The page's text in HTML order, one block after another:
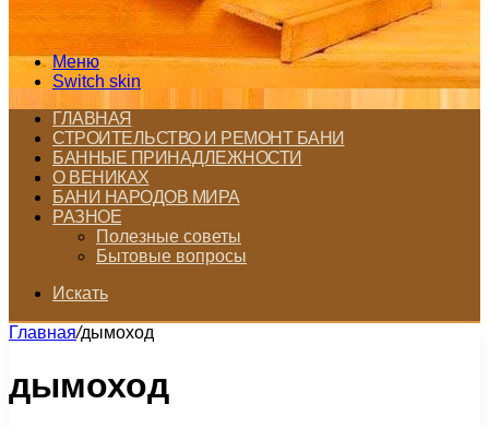
Меню
Switch skin
ГЛАВНАЯ
СТРОИТЕЛЬСТВО И РЕМОНТ БАНИ
БАННЫЕ ПРИНАДЛЕЖНОСТИ
О ВЕНИКАХ
БАНИ НАРОДОВ МИРА
РАЗНОЕ
Полезные советы
Бытовые вопросы
Искать
Главная/дымоход
дымоход